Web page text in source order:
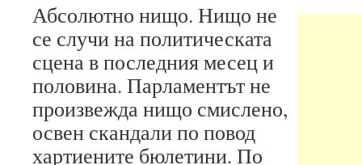
Абсолютно нищо. Нищо не
се случи на политическата
сцена в последния месец и
половина. Парламентът не
произвежда нищо смислено,
освен скандали по повод
хартиените бюлетини. По